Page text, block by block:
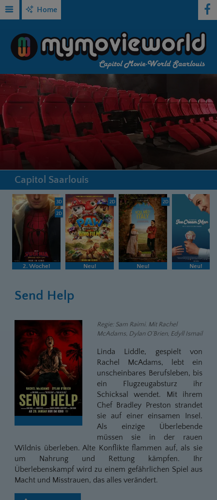
Home
Capitol Saarlouis
3D
2D
2. Woche!
2D
Neu!
2D
Neu! Neu!
Send Help
Regie: Sam Raimi. Mit Rachel
McAdams, Dylan O´Brien, Edyll Ismail
Linda Liddle, gespielt von
Rachel McAdams, lebt ein
unscheinbares Berufsleben, bis
ein Flugzeugabsturz ihr
Schicksal wendet. Mit ihrem
Chef Bradley Preston strandet
sie auf einer einsamen Insel.
Als einzige Überlebende
müssen sie in der rauen
Wildnis überleben. Alte Konflikte flammen auf, als sie
um Nahrung und Rettung kämpfen. Ihr
Überlebenskampf wird zu einem gefährlichen Spiel aus
Macht und Misstrauen, das alles verändert.